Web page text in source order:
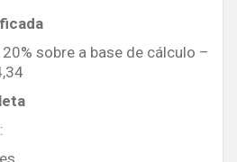
sobre a base de cálculo –